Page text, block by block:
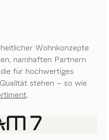
Wohnkonzepte
namhaften Partnern
für hochwertiges
stehen – so wie
.